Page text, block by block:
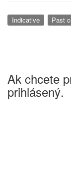
Indicative Past
Ak chcete
prihlásený.